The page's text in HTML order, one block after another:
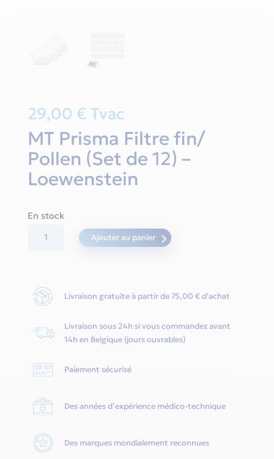
29,00 € Tvac
MT Prisma Filtre fin/
Pollen (Set de 12) –
Loewenstein
En stock
quantité
Prisma
Filtre
Pollen
de
Ajouter au panier
Livraison gratuite à partir de 75,00 € d'achat
Livraison sous 24h si vous commandez avant
14h en Belgique (jours ouvrables)
Paiement sécurisé
Des années d’expérience médico-technique
Des marques mondialement reconnues